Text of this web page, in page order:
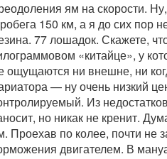
ям на скорости.
150 км, а я до сих пор
77 лошадок. Скажете,
«китайце», у
ощущаются ни внешне, ни
— ну очень низкий
Из
но никак не кренит.
Проехав по колее, почти не
двигателем. В